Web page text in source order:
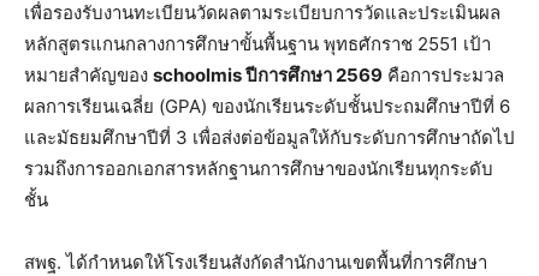
เพื่อรองรับงานทะเบียนวัดผลตามระเบียบการวัดและประเมินผล
หลักสูตรแกนกลางการศึกษาขั้นพื้นฐาน พุทธศักราช 2551 เป้า
หมายสำคัญของ schoolmis ปีการศึกษา 2569 คือการประมวล
ผลการเรียนเฉลี่ย (GPA) ของนักเรียนระดับชั้นประถมศึกษาปีที่ 6
และมัธยมศึกษาปีที่ 3 เพื่อส่งต่อข้อมูลให้กับระดับการศึกษาถัดไป
รวมถึงการออกเอกสารหลักฐานการศึกษาของนักเรียนทุกระดับ
ชั้น
สพฐ. ได้กำหนดให้โรงเรียนสังกัดสำนักงานเขตพื้นที่การศึกษา